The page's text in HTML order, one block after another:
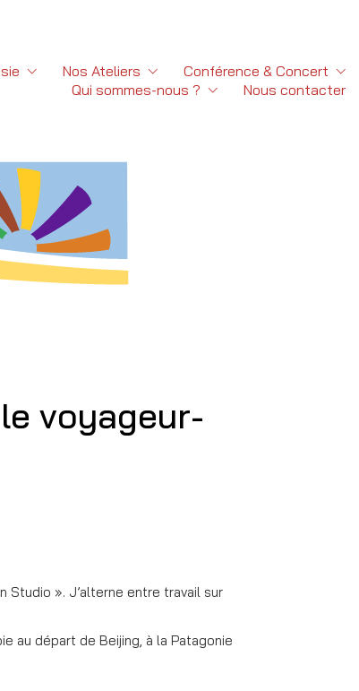
Nos Ateliers
Conférence & Concert
Qui sommes-nous ?
Nous contacter
voyageur-
Studio ». J’alterne entre travail sur
au départ de Beijing, à la Patagonie